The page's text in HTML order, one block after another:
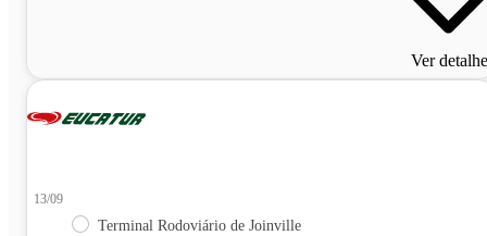
Ver
13/09
Terminal Rodoviário de Joinville